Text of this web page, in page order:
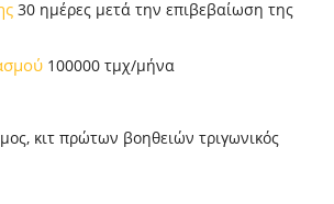
30 ημέρες μετά την επιβεβαίωση της
100000 τμχ/μήνα
κιτ πρώτων βοηθειών τριγωνικός